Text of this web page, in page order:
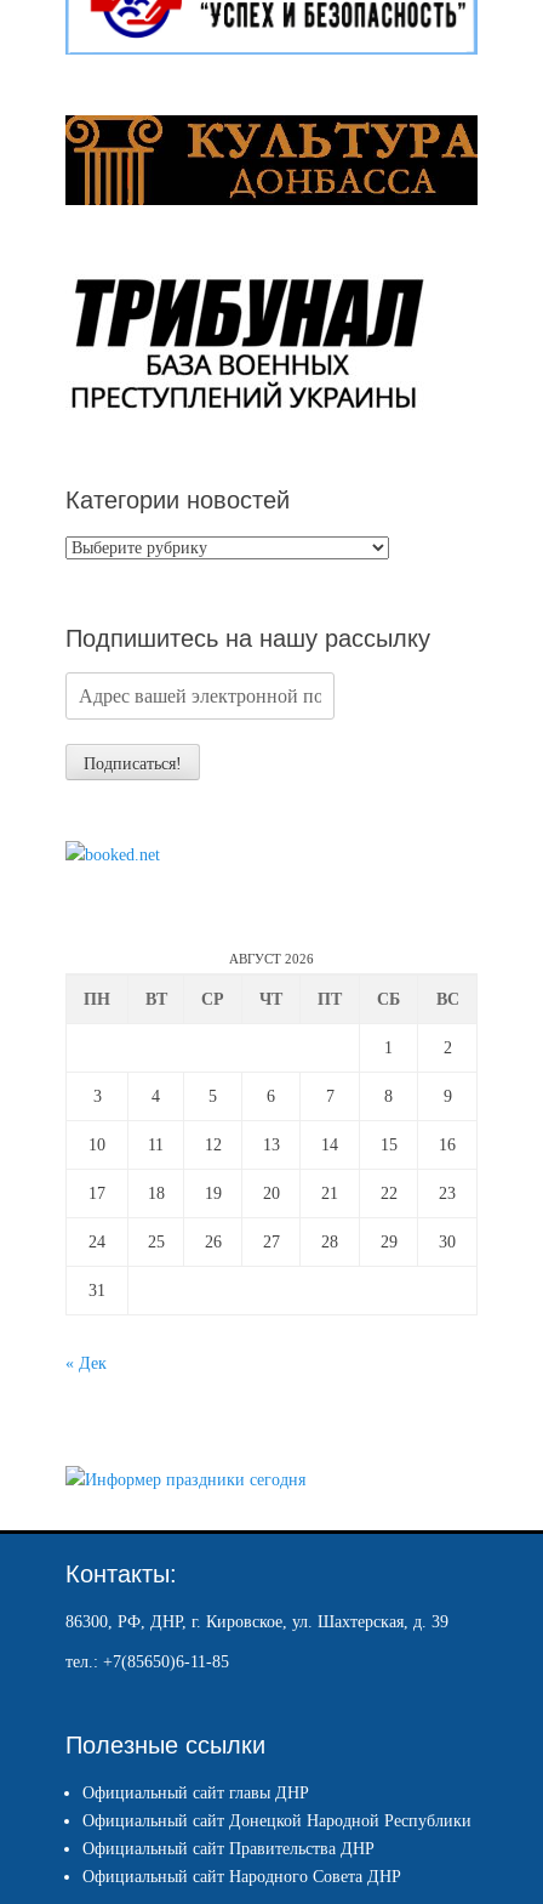
Категории новостей
Категории
Подпишитесь на нашу рассылку
АВГУСТ 2026
ПН ВТ СР ЧТ ПТ СБ ВС
1 2
3 4 5 6 7 8 9
10 11 12 13 14 15 16
17 18 19 20 21 22 23
24 25 26 27 28 29 30
31
« Дек
Контакты:
86300, РФ, ДНР, г. Кировское, ул. Шахтерская, д. 39
тел.: +7(85650)6-11-85
Полезные ссылки
Официальный сайт главы ДНР
Официальный сайт Донецкой Народной Республики
Официальный сайт Правительства ДНР
Официальный сайт Народного Совета ДНР